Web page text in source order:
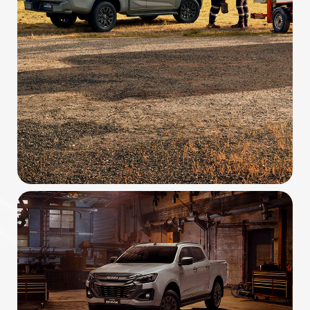
En nuestrotallerofrecemos un
completoservicio de carrocería. Un servicio
que incluye la realización de todos los trabajos
necesarios en la carrocería de su vehículo
industrial. Reparaciones tanto en el interior
como en el exterior de su vehículo.
Entre alguno de los trabajos que realizamos en
nuestroservicio de carroceríase encuentra
el horno de pintura, las reparaciones en la
chapa o la rotulación de vehículos. Además
también realizamos modificaciones exteriores,
reparaciones de fibra de vidrio o
modificaciones en el interior de la carrocería
del vehículo.
Como exclusiva ofrecemos unservicio de